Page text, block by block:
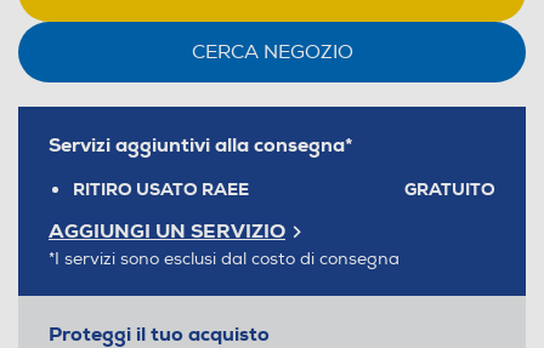
CERCA NEGOZIO
Servizi aggiuntivi alla consegna*
RITIRO USATO RAEE GRATUITO
AGGIUNGI UN SERVIZIO
*I servizi sono esclusi dal costo di consegna
Proteggi il tuo acquisto